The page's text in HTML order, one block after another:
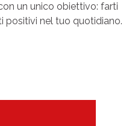
un unico obiettivo: farti
positivi nel tuo quotidiano.